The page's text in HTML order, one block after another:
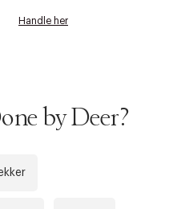
Handle her
by Deer?